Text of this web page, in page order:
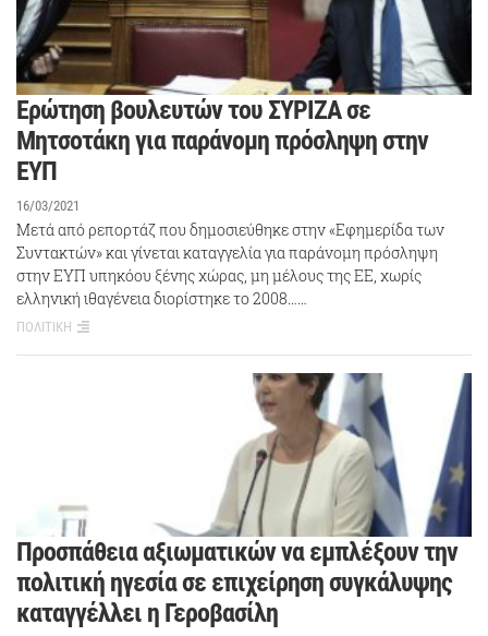
Ερώτηση βουλευτών του ΣΥΡΙΖΑ σε
Μητσοτάκη για παράνομη πρόσληψη στην
ΕΥΠ
16/03/2021
Μετά από ρεπορτάζ που δημοσιεύθηκε στην «Εφημερίδα των
Συντακτών» και γίνεται καταγγελία για παράνομη πρόσληψη
στην ΕΥΠ υπηκόου ξένης χώρας, μη μέλους της ΕΕ, χωρίς
ελληνική ιθαγένεια διορίστηκε το 2008……
ΠΟΛΙΤΙΚΗ
Προσπάθεια αξιωματικών να εμπλέξουν την
πολιτική ηγεσία σε επιχείρηση συγκάλυψης
καταγγέλλει η Γεροβασίλη